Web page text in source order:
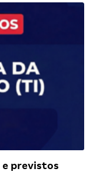
e previstos